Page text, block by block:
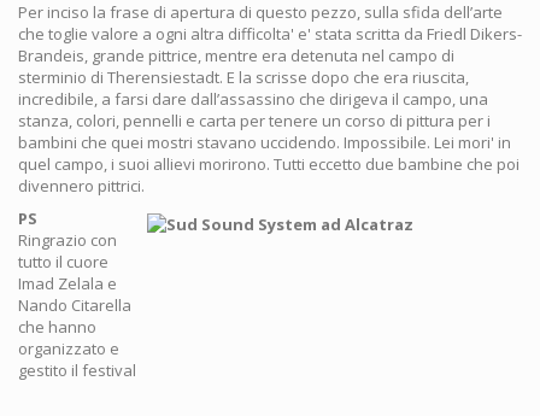
Per inciso la frase di apertura di questo pezzo, sulla sfida dell’arte
che toglie valore a ogni altra difficolta' e' stata scritta da Friedl Dikers-
Brandeis, grande pittrice, mentre era detenuta nel campo di
sterminio di Therensiestadt. E la scrisse dopo che era riuscita,
incredibile, a farsi dare dall’assassino che dirigeva il campo, una
stanza, colori, pennelli e carta per tenere un corso di pittura per i
bambini che quei mostri stavano uccidendo. Impossibile. Lei mori' in
quel campo, i suoi allievi morirono. Tutti eccetto due bambine che poi
divennero pittrici.
PS
Ringrazio con
tutto il cuore
Imad Zelala e
Nando Citarella
che hanno
organizzato e
gestito il festival